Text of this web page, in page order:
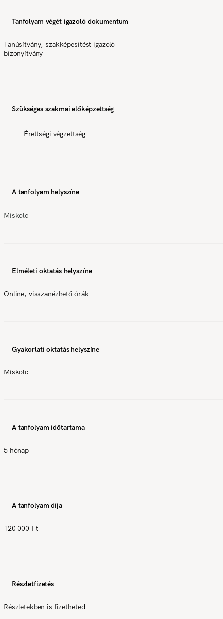
Tanfolyam végét igazoló dokumentum
Tanúsítvány, szakképesítést igazoló
bizonyítvány
Szükséges szakmai előképzettség
Érettségi végzettség
A tanfolyam helyszíne
Miskolc
Elméleti oktatás helyszíne
Online, visszanézhető órák
Gyakorlati oktatás helyszíne
Miskolc
A tanfolyam időtartama
5 hónap
A tanfolyam díja
120 000 Ft
Részletfizetés
Részletekben is fizetheted